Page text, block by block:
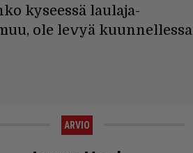
kyseessä laulaja-
ole levyä kuunnellessa
ARVIO